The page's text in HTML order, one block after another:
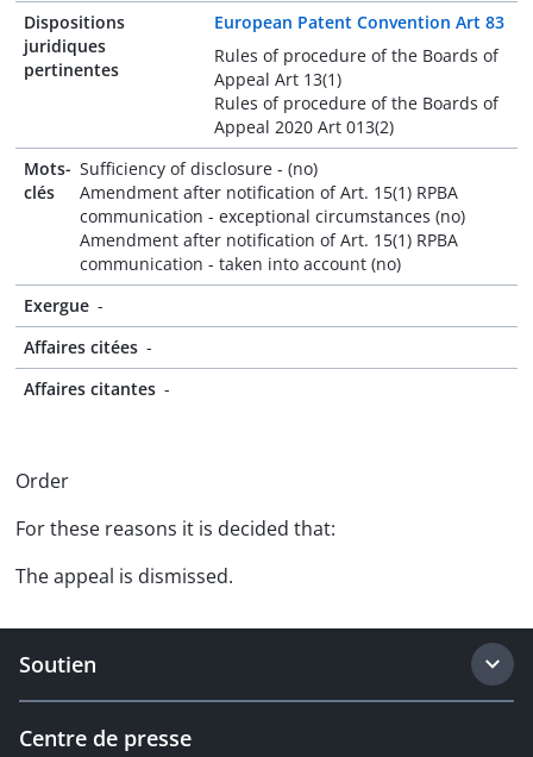
Dispositions
juridiques
pertinentes
European Patent Convention Art 83
Rules of procedure of the Boards of
Appeal Art 13(1)
Rules of procedure of the Boards of
Appeal 2020 Art 013(2)
Mots-
clés
Sufficiency of disclosure - (no)
Amendment after notification of Art. 15(1) RPBA
communication - exceptional circumstances (no)
Amendment after notification of Art. 15(1) RPBA
communication - taken into account (no)
Exergue -
Affaires citées -
Affaires citantes -
Order
For these reasons it is decided that:
The appeal is dismissed.
Soutien
Centre de presse